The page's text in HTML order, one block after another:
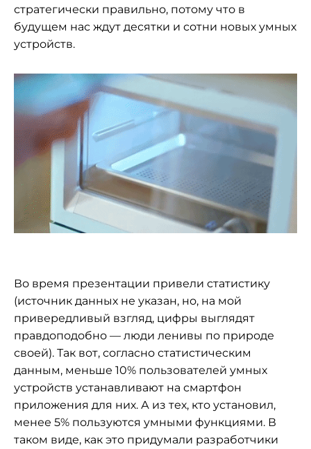
стратегически правильно, потому что в
будущем нас ждут десятки и сотни новых умных
устройств.
Во время презентации привели статистику
(источник данных не указан, но, на мой
привередливый взгляд, цифры выглядят
правдоподобно — люди ленивы по природе
своей). Так вот, согласно статистическим
данным, меньше 10% пользователей умных
устройств устанавливают на смартфон
приложения для них. А из тех, кто установил,
менее 5% пользуются умными функциями. В
таком виде, как это придумали разработчики